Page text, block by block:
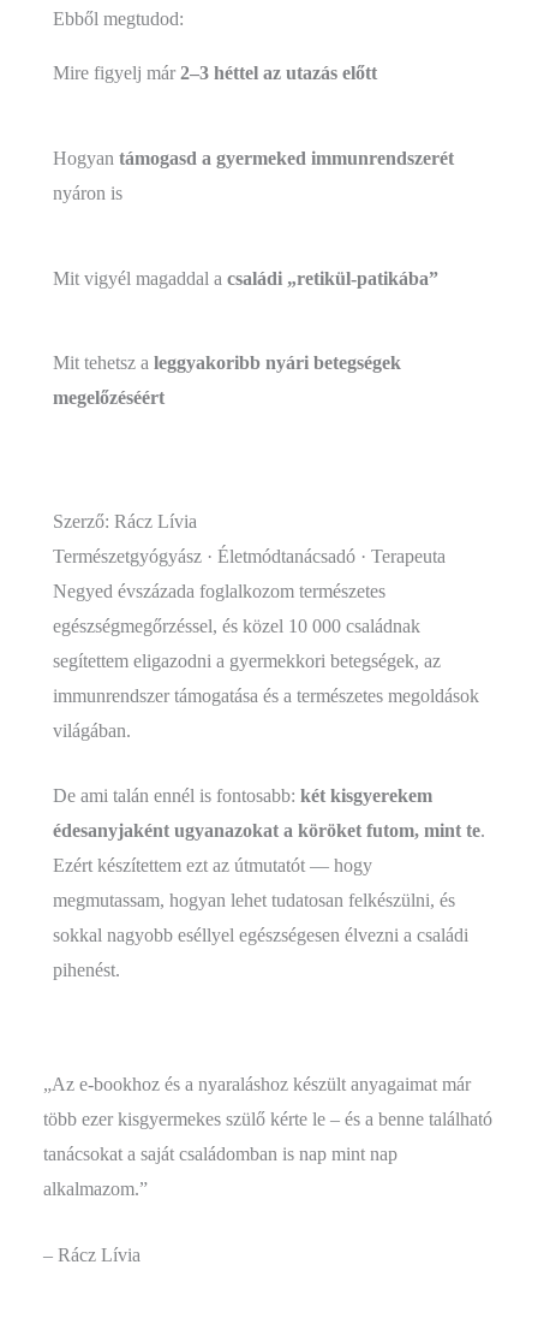
Ebből megtudod:
Mire figyelj már 2–3 héttel az utazás előtt
Hogyan támogasd a gyermeked immunrendszerét
nyáron is
Mit vigyél magaddal a családi „retikül-patikába”
Mit tehetsz a leggyakoribb nyári betegségek
megelőzéséért
Szerző: Rácz Lívia
Természetgyógyász · Életmódtanácsadó · Terapeuta
Negyed évszázada foglalkozom természetes
egészségmegőrzéssel, és közel 10 000 családnak
segítettem eligazodni a gyermekkori betegségek, az
immunrendszer támogatása és a természetes megoldások
világában.
De ami talán ennél is fontosabb: két kisgyerekem
édesanyjaként ugyanazokat a köröket futom, mint te.
Ezért készítettem ezt az útmutatót — hogy
megmutassam, hogyan lehet tudatosan felkészülni, és
sokkal nagyobb eséllyel egészségesen élvezni a családi
pihenést.
„Az e-bookhoz és a nyaraláshoz készült anyagaimat már
több ezer kisgyermekes szülő kérte le – és a benne található
tanácsokat a saját családomban is nap mint nap
alkalmazom.”
– Rácz Lívia